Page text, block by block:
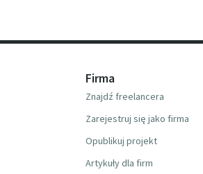
Firma
Znajdź freelancera
Zarejestruj się jako firma
Opublikuj projekt
Artykuły dla firm